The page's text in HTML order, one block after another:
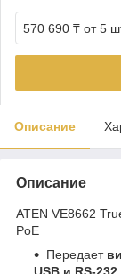
570 690 ₸ от 5
Описание
Описание
ATEN VE8662
PoE
Передает
USB и RS-232